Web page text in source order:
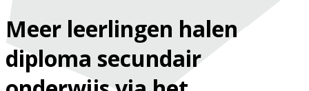
Meer leerlingen halen
diploma secundair